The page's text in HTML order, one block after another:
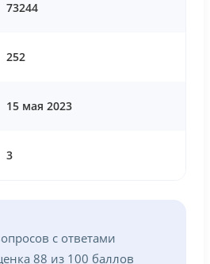
73244
252
15 мая 2023
3
с ответами
88 из 100 баллов